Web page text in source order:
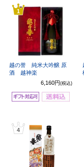
1
越の誉 純米大吟醸 原
酒 越神楽
6,160円 (税込)
4